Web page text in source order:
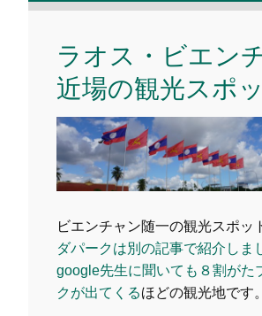
ラオス・ビエン
近場の観光スポ
ビエンチャン随一の観光スポッ
ダパークは別の記事で紹介しま
google先生に聞いても８割がた
クが出てくるほどの観光地です。